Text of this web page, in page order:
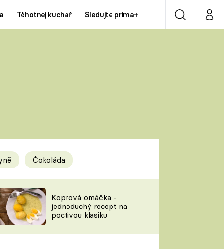
Těhotnej kuchař Sledujte prima+ VyhledáváníMůj
Prima LAJK
Sledujte nás
Čokoláda
Koprová omáčka -
jednoduchý recept na
poctivou klasiku